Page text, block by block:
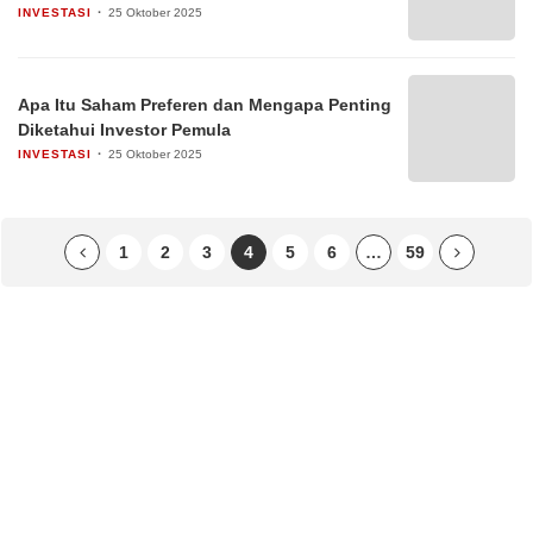
INVESTASI 25 Oktober 2025
Apa Itu Saham Preferen dan Mengapa Penting
Diketahui Investor Pemula
INVESTASI 25 Oktober 2025
1 2 3 4 5 6 … 59